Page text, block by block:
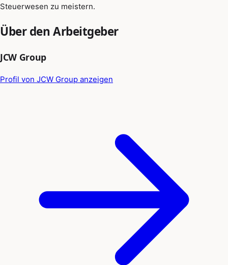
Steuerwesen zu meistern.
Über den Arbeitgeber
JCW Group
Profil von JCW Group anzeigen